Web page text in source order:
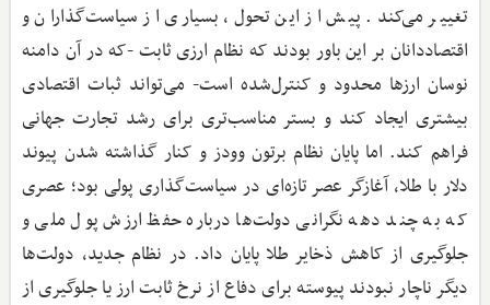
تغییر می‌کند. پیش از این تحول، بسیاری از سیاست‌گذاران و
اقتصاددانان بر این باور بودند که نظام ارزی ثابت -که در آن دامنه
نوسان ارزها محدود و کنترل‌شده است- می‌تواند ثبات اقتصادی
بیشتری ایجاد کند و بستر مناسب‌تری برای رشد تجارت جهانی
فراهم کند. اما پایان نظام برتون وودز و کنار گذاشته شدن پیوند
دلار با طلا، آغازگر عصر تازه‌ای در سیاست‌گذاری پولی بود؛ عصری
که به چند دهه نگرانی دولت‌ها درباره حفظ ارزش پول ملی و
جلوگیری از کاهش ذخایر طلا پایان داد. در نظام جدید، دولت‌ها
دیگر ناچار نبودند پیوسته برای دفاع از نرخ ثابت ارز یا جلوگیری از